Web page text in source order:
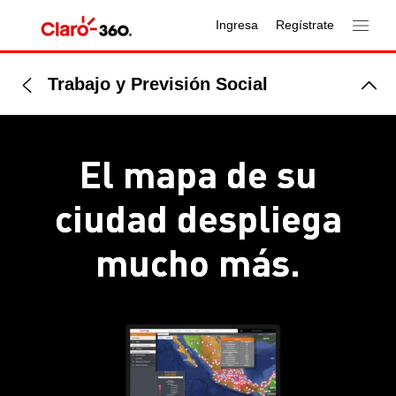
Ingresa Regístrate
Trabajo y Previsión Social
El mapa de su
ciudad despliega
mucho más.